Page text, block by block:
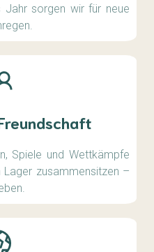
sorgen wir für neue
Spiele und Wettkämpfe
zusammensitzen –